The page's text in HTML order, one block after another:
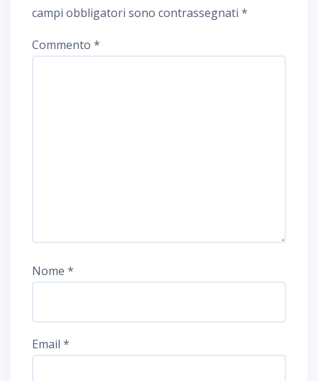
campi obbligatori sono contrassegnati *
Commento *
Nome *
Email *